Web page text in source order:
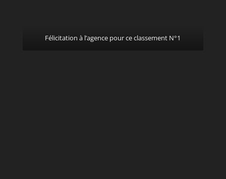
Félicitation à l’agence pour ce classement N°1